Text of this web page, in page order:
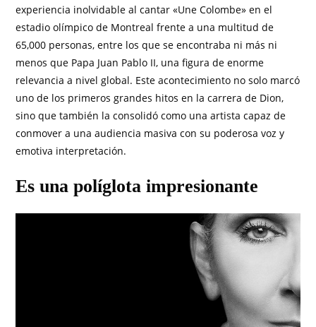
experiencia inolvidable al cantar «Une Colombe» en el
estadio olímpico de Montreal frente a una multitud de
65,000 personas, entre los que se encontraba ni más ni
menos que Papa Juan Pablo II, una figura de enorme
relevancia a nivel global. Este acontecimiento no solo marcó
uno de los primeros grandes hitos en la carrera de Dion,
sino que también la consolidó como una artista capaz de
conmover a una audiencia masiva con su poderosa voz y
emotiva interpretación.
Es una políglota impresionante